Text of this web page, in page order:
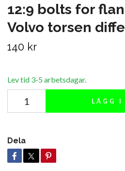
12:9 bolts for
Volvo torsen
140 kr
Lev tid 3-5 arbetsdagar.
LÄGG I
Dela